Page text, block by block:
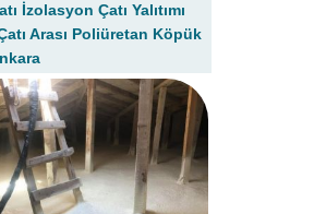
İzolasyon Çatı Yalıtımı
Arası Poliüretan Köpük